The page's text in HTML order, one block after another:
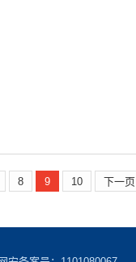
8 9 10 下一页